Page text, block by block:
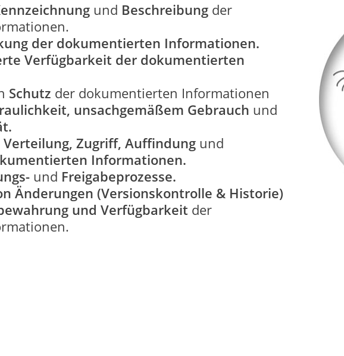
und Beschreibungder
der dokumentierten Informationen.
Verfügbarkeit der dokumentierten
Schutz der dokumentierten Informationen
unsachgemäßem Gebrauch und
Zugriff, Auffindung und
Informationen.
und Freigabeprozesse.
Änderungen (Versionskontrolle & Historie)
und Verfügbarkeit der